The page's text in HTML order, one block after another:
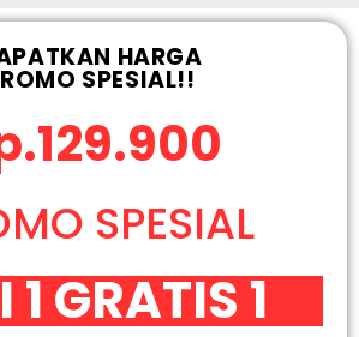
HARGA
SPESIAL!!
SPESIAL
1 GRATIS 1